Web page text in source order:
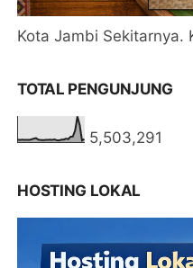
Kota Jambi Sekitarnya.
TOTAL PENGUNJUNG
5,503,291
HOSTING LOKAL